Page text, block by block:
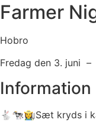
Farmer
Hobro
Fredag den 3. juni –
Information
🐇🐄👩‍🌾Sæt kryds i